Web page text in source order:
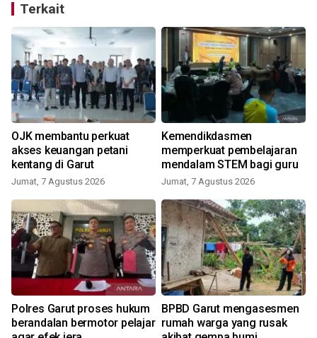
Terkait
OJK membantu perkuat
akses keuangan petani
kentang di Garut
Jumat, 7 Agustus 2026
Kemendikdasmen
memperkuat pembelajaran
mendalam STEM bagi guru
Jumat, 7 Agustus 2026
Polres Garut proses hukum
berandalan bermotor pelajar
BPBD Garut mengasesmen
rumah warga yang rusak